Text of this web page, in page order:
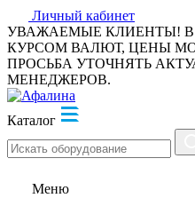
Личный кабинет
УВАЖАЕМЫЕ КЛИЕНТЫ!
КУРСОМ ВАЛЮТ, ЦЕНЫ
ПРОСЬБА УТОЧНЯТЬ
МЕНЕДЖЕРОВ.
Каталог
Меню